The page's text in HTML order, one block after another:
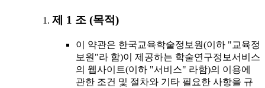
제 1 조 (목적)
이 약관은 한국교육학술정보원(이하 "교육정
보원"라 함)이 제공하는 학술연구정보서비스
의 웹사이트(이하 "서비스" 라함)의 이용에
관한 조건 및 절차와 기타 필요한 사항을 규